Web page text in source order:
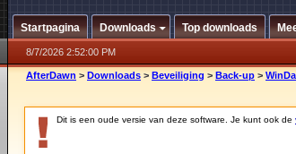
Startpagina Downloads Top downloads
8/7/2026 2:52:00 PM
AfterDawn > Downloads > Beveiliging > Back-up >
Dit is een oude versie van deze software. Je kunt ook de